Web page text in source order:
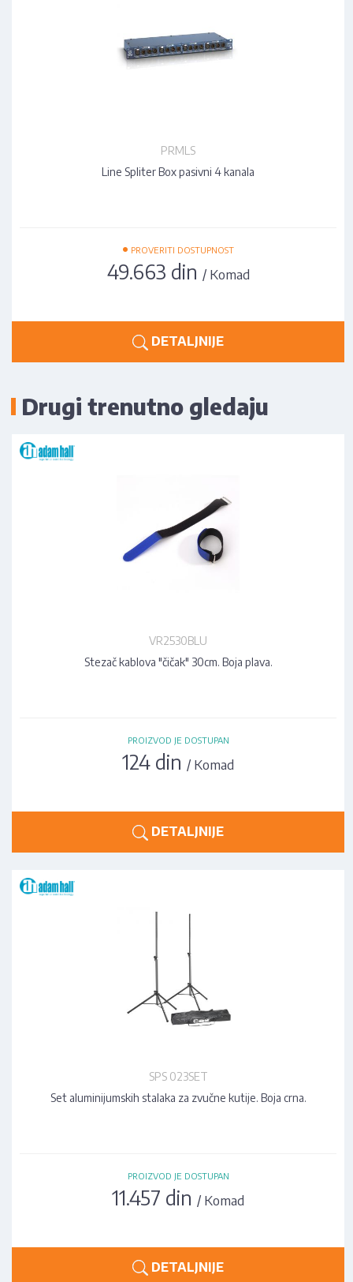
PRMLS
Line Spliter Box pasivni 4 kanala
• PROVERITI DOSTUPNOST
49.663 din / Komad
DETALJNIJE
Drugi trenutno gledaju
VR2530BLU
Stezač kablova "čičak" 30cm. Boja plava.
PROIZVOD JE DOSTUPAN
124 din/ Komad
DETALJNIJE
SPS 023SET
Set aluminijumskih stalaka za zvučne kutije. Boja crna.
PROIZVOD JE DOSTUPAN
11.457 din / Komad
DETALJNIJE